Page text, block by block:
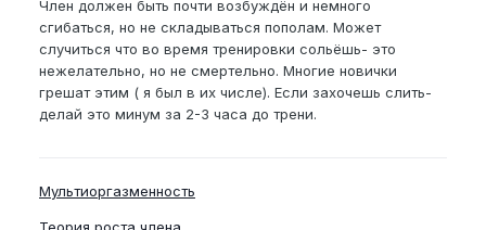
Член должен быть почти возбуждён и немного
сгибаться, но не складываться пополам. Может
случиться что во время тренировки сольёшь- это
нежелательно, но не смертельно. Многие новички
грешат этим ( я был в их числе). Если захочешь слить-
делай это минум за 2-3 часа до трени.
Мультиоргазменность